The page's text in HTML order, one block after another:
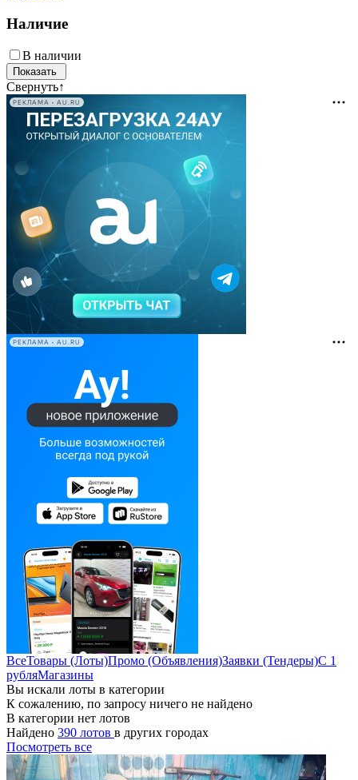
Наличие
В наличии
Свернуть↑
РЕКЛАМА • AU.RU
РЕКЛАМА • AU.RU
ВсеТовары (Лоты)Промо (Объявления)Заявки (Тендеры)С 1
рубляМагазины
Вы искали лоты в категории
К сожалению, по запросу ничего не найдено
В категории нет лотов
Найдено 390 лотов в других городах
Посмотреть все